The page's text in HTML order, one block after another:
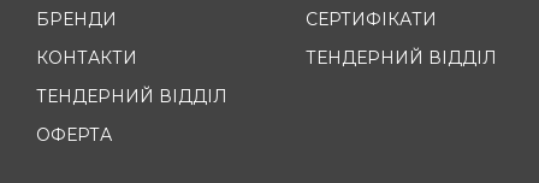
БРЕНДИ
КОНТАКТИ
ТЕНДЕРНИЙ ВІДДІЛ
ОФЕРТА
СЕРТИФІКАТИ
ТЕНДЕРНИЙ ВІДДІЛ